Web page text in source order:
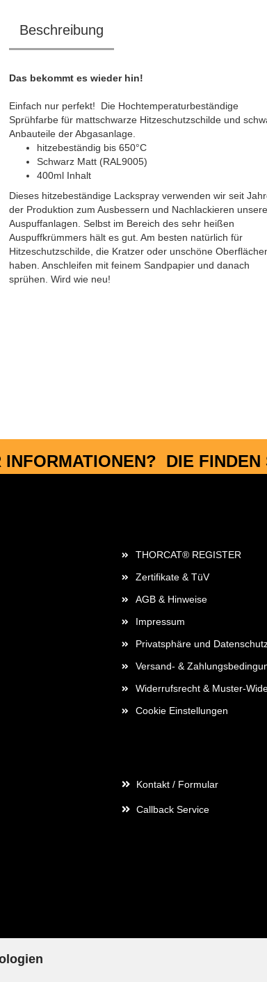
Beschreibung
Das bekommt es wieder hin!
Einfach nur perfekt! Die Hochtemperaturbeständige
Sprühfarbe für mattschwarze Hitzeschutzschilde und
Anbauteile der Abgasanlage.
hitzebeständig bis 650°C
Schwarz Matt (RAL9005)
400ml Inhalt
Dieses hitzebeständige Lackspray verwenden wir seit
der Produktion zum Ausbessern und Nachlackieren
Auspuffanlagen. Selbst im Bereich des sehr heißen
Auspuffkrümmers hält es gut. Am besten natürlich für
Hitzeschutzschilde, die Kratzer oder unschöne
haben. Anschleifen mit feinem Sandpapier und danach
sprühen. Wird wie neu!
INFORMATIONEN? DIE FINDEN
THORCAT® REGISTER
Zertifikate & TüV
AGB & Hinweise
Impressum
Privatsphäre und
Versand- &
Widerrufsrecht & Muster-
Cookie Einstellungen
Kontakt / Formular
Callback Service